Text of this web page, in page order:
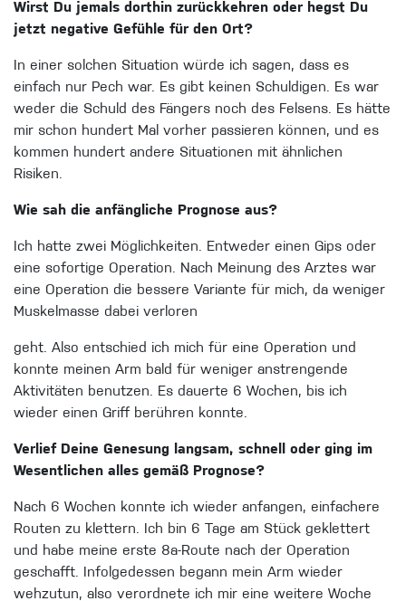
Wirst Du jemals dorthin zurückkehren oder hegst Du
jetzt negative Gefühle für den Ort?
In einer solchen Situation würde ich sagen, dass es
einfach nur Pech war. Es gibt keinen Schuldigen. Es war
weder die Schuld des Fängers noch des Felsens. Es hätte
mir schon hundert Mal vorher passieren können, und es
kommen hundert andere Situationen mit ähnlichen
Risiken.
Wie sah die anfängliche Prognose aus?
Ich hatte zwei Möglichkeiten. Entweder einen Gips oder
eine sofortige Operation. Nach Meinung des Arztes war
eine Operation die bessere Variante für mich, da weniger
Muskelmasse dabei verloren
geht. Also entschied ich mich für eine Operation und
konnte meinen Arm bald für weniger anstrengende
Aktivitäten benutzen. Es dauerte 6 Wochen, bis ich
wieder einen Griff berühren konnte.
Verlief Deine Genesung langsam, schnell oder ging im
Wesentlichen alles gemäß Prognose?
Nach 6 Wochen konnte ich wieder anfangen, einfachere
Routen zu klettern. Ich bin 6 Tage am Stück geklettert
und habe meine erste 8a-Route nach der Operation
geschafft. Infolgedessen begann mein Arm wieder
wehzutun, also verordnete ich mir eine weitere Woche